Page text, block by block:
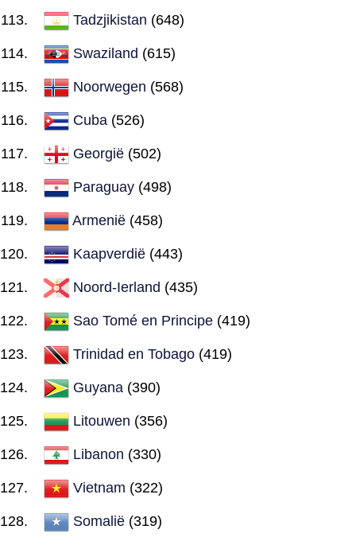
Tadzjikistan (648)
Swaziland (615)
Noorwegen (568)
Cuba (526)
Georgië (502)
Paraguay (498)
Armenië (458)
Kaapverdië (443)
Noord-Ierland (435)
Sao Tomé en Principe (419)
Trinidad en Tobago (419)
Guyana (390)
Litouwen (356)
Libanon (330)
Vietnam (322)
Somalië (319)